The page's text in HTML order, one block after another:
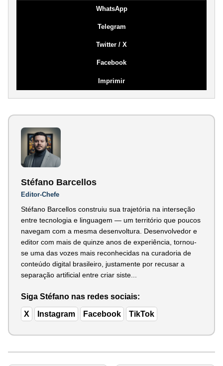
WhatsApp
Telegram
Twitter / X
Facebook
Imprimir
Stéfano Barcellos
Editor-Chefe
Stéfano Barcellos construiu sua trajetória na interseção
entre tecnologia e linguagem — um território que poucos
navegam com a mesma desenvoltura. Desenvolvedor e
editor com mais de quinze anos de experiência, tornou-
se uma das vozes mais reconhecidas na curadoria de
conteúdo digital brasileiro, justamente por recusar a
separação artificial entre criar siste...
Siga Stéfano nas redes sociais:
X Instagram Facebook TikTok